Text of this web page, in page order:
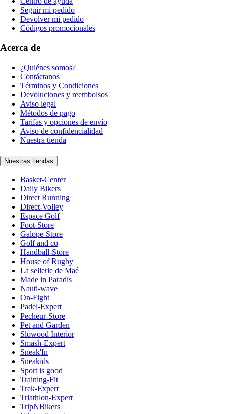
Seguir mi pedido
Devolver mi pedido
Códigos promocionales
Acerca de
¿Quiénes somos?
Contáctanos
Términos y Condiciones
Devoluciones y reembolsos
Aviso legal
Métodos de pago
Tarifas y opciones de envío
Aviso de confidencialidad
Nuestra tienda
Nuestras tiendas
Basket-Center
Daily Bikers
Direct Running
Direct-Volley
Espace Golf
Foot-Store
Galope-Store
Golf and co
Handball-Store
House of Rugby
La sellerie de Maé
Made in Paradis
Nauti-wave
On-Fight
Padel-Expert
Pecheur-Store
Pet and Garden
Slowood Interior
Smash-Expert
Sneak'In
Sneakids
Sport is good
Training-Fit
Trek-Expert
Triathlon-Expert
TripNBikers